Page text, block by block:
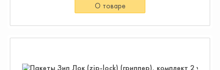
О товаре